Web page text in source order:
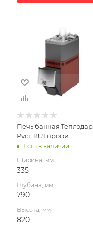
Высота, мм
820
Материал
Нержавеющая
сталь
Вид топлива
Диаметр дымохода,
115
500
Печь банная Теплодар
Русь 18 Л профи
Есть в наличии
Ширина, мм
335
Глубина, мм
790
Высота, мм
820